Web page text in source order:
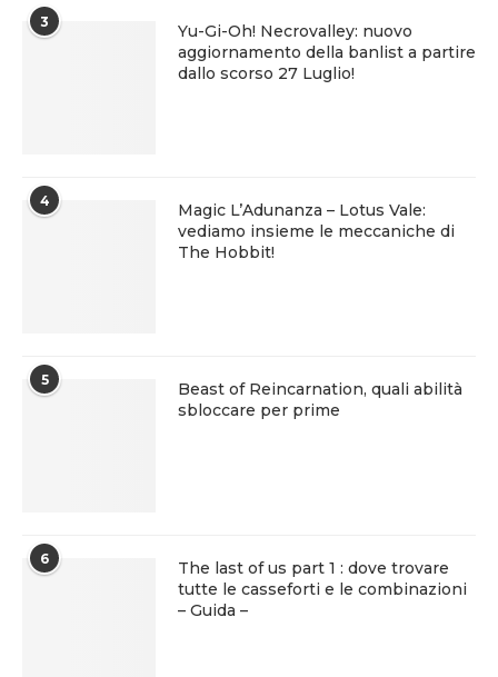
3
Yu-Gi-Oh! Necrovalley: nuovo
aggiornamento della banlist a partire
dallo scorso 27 Luglio!
4
Magic L’Adunanza – Lotus Vale:
vediamo insieme le meccaniche di
The Hobbit!
5
Beast of Reincarnation, quali abilità
sbloccare per prime
6
The last of us part 1 : dove trovare
tutte le casseforti e le combinazioni
– Guida –